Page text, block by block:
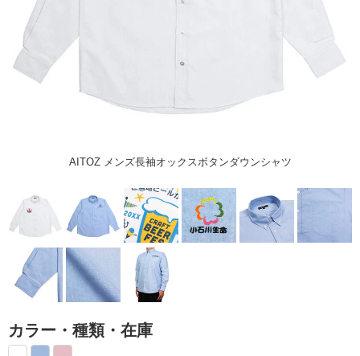
AITOZ メンズ長袖オックスボタンダウンシャツ
カラー・種類・在庫